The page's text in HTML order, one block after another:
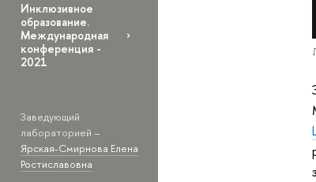
Инклюзивное
образование.
Международная
конференция -
2021
Заведующий
лабораторией –
Ярская-Смирнова Елена
Ростиславовна